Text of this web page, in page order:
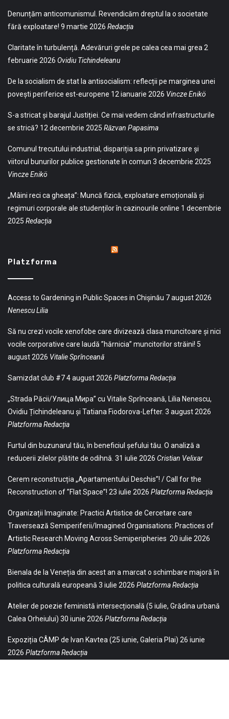
Denunțăm anticomunismul. Revendicăm dreptul la o societate
fără exploatare! 9 martie 2026 Redacția
Claritate în turbulență. Adevăruri grele pe calea cea mai grea 2
februarie 2026 Ovidiu Tichindeleanu
De la socialism de stat la antisocialism: reflecții pe marginea unei
povești periferice est-europene 12 ianuarie 2026 Vincze Enikö
S-a stricat și barajul Justiției. Ce mai vedem când infrastructurile
se strică? 12 decembrie 2025 Răzvan Papasima
Comunul trecutului industrial, dispariția sa prin privatizare și
viitorul bunurilor publice gestionate în comun 3 decembrie 2025
Vincze Enikö
„Mâini reci ca gheața”: Muncă fizică, exploatare emoțională și
regimuri corporale ale studenților în cazinourile online 1 decembrie
2025 Redacția
Platzforma
Access to Gardening in Public Spaces in Chișinău 7 august 2026
Nenescu Lilia
Să nu crezi vocile xenofobe care divizează clasa muncitoare și nici
vocile corporative care laudă ”hărnicia” muncitorilor străini! 5
august 2026 Vitalie Sprînceană
Samizdat club #74 august 2026 Platzforma Redacția
„Strada Păcii/Улица Мира” cu Vitalie Sprînceană, Lilia Nenescu,
Ovidiu Țichindeleanu și Tatiana Fiodorova-Lefter. 3 august 2026
Platzforma Redacția
Furtul din buzunarul tău, în beneficiul șefului tău. O analiză a
reducerii zilelor plătite de odihnă. 31 iulie 2026 Cristian Velixar
Cerem reconstrucția „Apartamentului Deschis”! / Call for the
Reconstruction of ”Flat Space”! 23 iulie 2026 Platzforma Redacția
Organizații Imaginate: Practici Artistice de Cercetare care
Traversează Semiperiferii/Imagined Organisations: Practices of
Artistic Research Moving Across Semiperipheries 20 iulie 2026
Platzforma Redacția
Bienala de la Veneția din acest an a marcat o schimbare majoră în
politica culturală europeană 3 iulie 2026 Platzforma Redacția
Atelier de poezie feministă intersecțională (5 iulie, Grădina urbană
Calea Orheiului) 30 iunie 2026 Platzforma Redacția
Expoziția CÂMP de Ivan Kavtea (25 iunie, Galeria Plai) 26 iunie
2026 Platzforma Redacția